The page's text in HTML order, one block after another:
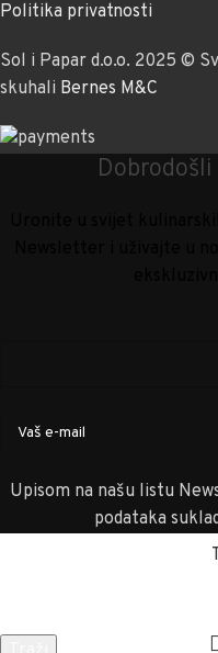
Politika privatnosti
Sol i Papar d.o.o. 2025 ©
skuhali Bernes M&C
Dobrodošli
Upisom na našu listu
podataka